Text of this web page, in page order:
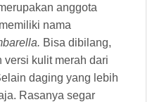
anggota
nama
Bisa dibilang,
versi kulit merah dari
daging yang lebih
Rasanya segar